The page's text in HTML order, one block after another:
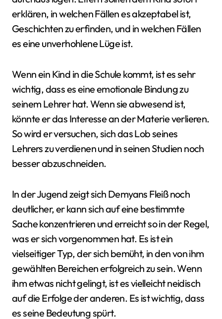
erklären, in welchen Fällen es akzeptabel ist,
Geschichten zu erfinden, und in welchen Fällen
es eine unverhohlene Lüge ist.
Wenn ein Kind in die Schule kommt, ist es sehr
wichtig, dass es eine emotionale Bindung zu
seinem Lehrer hat. Wenn sie abwesend ist,
könnte er das Interesse an der Materie verlieren.
So wird er versuchen, sich das Lob seines
Lehrers zu verdienen und in seinen Studien noch
besser abzuschneiden.
In der Jugend zeigt sich Demyans Fleiß noch
deutlicher, er kann sich auf eine bestimmte
Sache konzentrieren und erreicht so in der Regel,
was er sich vorgenommen hat. Es ist ein
vielseitiger Typ, der sich bemüht, in den von ihm
gewählten Bereichen erfolgreich zu sein. Wenn
ihm etwas nicht gelingt, ist es vielleicht neidisch
auf die Erfolge der anderen. Es ist wichtig, dass
es seine Bedeutung spürt.